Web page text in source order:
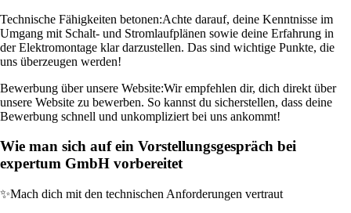
Technische Fähigkeiten betonen:Achte darauf, deine Kenntnisse im
Umgang mit Schalt- und Stromlaufplänen sowie deine Erfahrung in
der Elektromontage klar darzustellen. Das sind wichtige Punkte, die
uns überzeugen werden!
Bewerbung über unsere Website:Wir empfehlen dir, dich direkt über
unsere Website zu bewerben. So kannst du sicherstellen, dass deine
Bewerbung schnell und unkompliziert bei uns ankommt!
Wie man sich auf ein Vorstellungsgespräch bei
expertum GmbH vorbereitet
✨Mach dich mit den technischen Anforderungen vertraut